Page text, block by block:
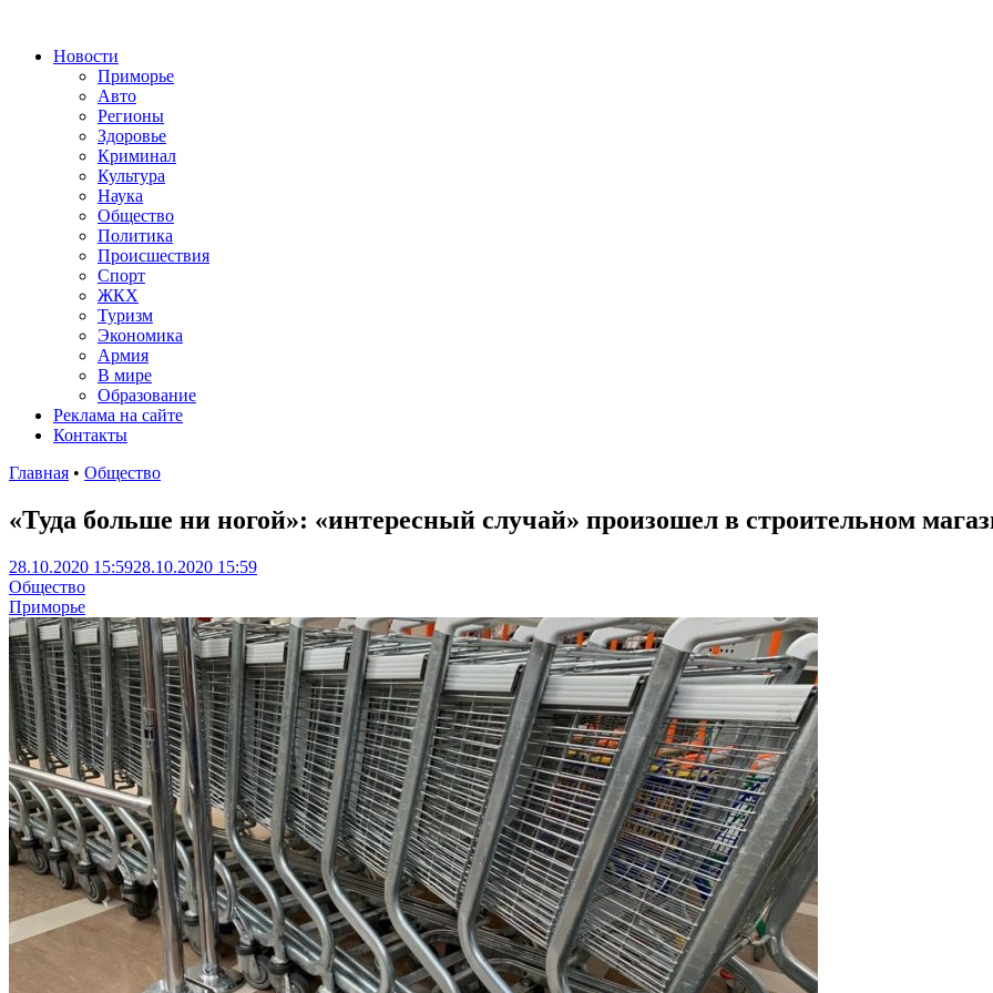
Новости
Приморье
Авто
Регионы
Здоровье
Криминал
Культура
Наука
Общество
Политика
Происшествия
Спорт
ЖКХ
Туризм
Экономика
Армия
В мире
Образование
Реклама на сайте
Контакты
Главная • Общество
«Туда больше ни ногой»: «интересный случай» произошел в строительном
28.10.2020 15:5928.10.2020 15:59
Общество
Приморье